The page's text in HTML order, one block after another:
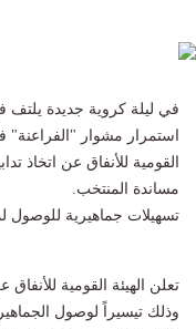
​في ليلة كروية جديدة يلتف
القومية للأنفاق عن اتخاذ
مساندة المنتخب.
​تسهيلات جماهيرية للوصول
​تعلن الهيئة القومية